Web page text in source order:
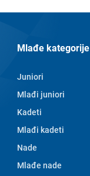
Mlađe kategorije
Juniori
Mlađi juniori
Kadeti
Mlađi kadeti
Nade
Mlađe nade